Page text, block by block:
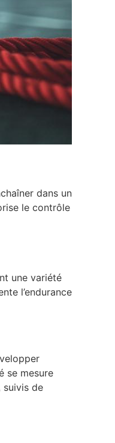
dans un
le contrôle
une variété
l’endurance
se mesure
suivis de